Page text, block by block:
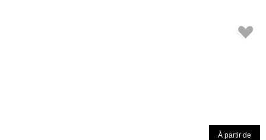
À partir de